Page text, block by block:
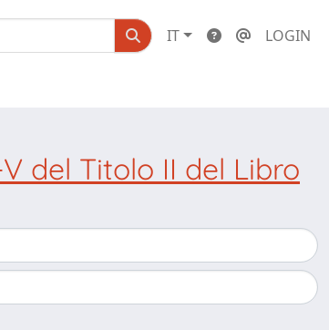
IT LOGIN
del Titolo II del Libro